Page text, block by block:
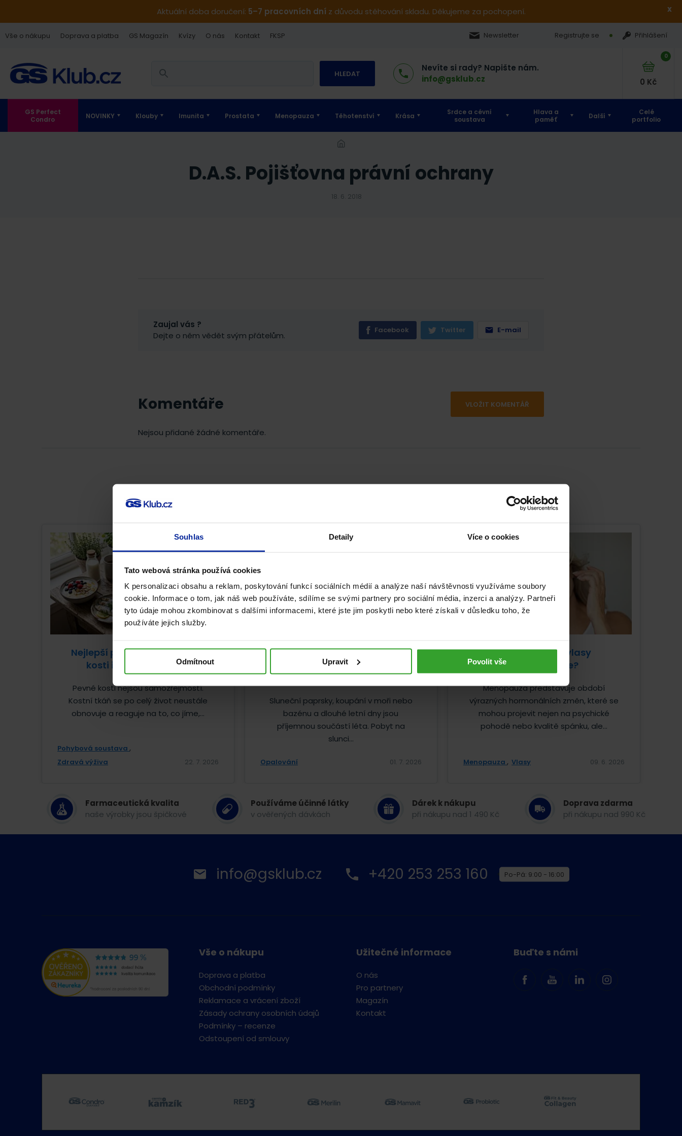
Souhlas Detaily Více o cookies
Tato webová stránka používá cookies
K personalizaci obsahu a reklam, poskytování funkcí sociálních médií a analýze naší návštěvnosti využíváme soubory
cookie. Informace o tom, jak náš web používáte, sdílíme se svými partnery pro sociální média, inzerci a analýzy. Partneři
tyto údaje mohou zkombinovat s dalšími informacemi, které jste jim poskytli nebo které získali v důsledku toho, že
používáte jejich služby.
Odmítnout Upravit Povolit vše
Aktuální doba doručení: 5–7 pracovních dníz důvodu stěhování skladu. Děkujeme za pochopení. x
Vše o nákupu Doprava a platba GS Magazín Kvízy O nás Kontakt FKSP Newsletter Registrujte se Přihlášení
HLEDAT
Nevíte si rady? Napište nám.
info@gsklub.cz
0
0 Kč
GS Perfect
Condro
NOVINKY Klouby Imunita Prostata Menopauza Těhotenství Krása
Srdce a cévní
soustava
Hlava a
paměť
Další
Celé
portfolio
D.A.S. Pojišťovna právní ochrany
18. 6. 2018
Zaujal vás ?
Dejte o něm vědět svým přátelům.
Facebook Twitter E-mail
Komentáře VLOŽIT KOMENTÁŘ
Nejsou přidané žádné komentáře.
Nejlepší potraviny pro pevné
kosti i při osteoporóze
Pevné kosti nejsou samozřejmostí.
Kostní tkáň se po celý život neustále
obnovuje a reaguje na to, co jíme,...
Pohybová soustava
Zdravá výživa
22. 7. 2026
Jak pečovat o pokožku po
opalování? Dopřejte jí správnou
regeneraci.
Sluneční paprsky, koupání v moři nebo
bazénu a dlouhé letní dny jsou
příjemnou součástí léta. Pobyt na
slunci...
Opalování 01. 7. 2026
Jak pečovat o vlasy
v menopauze?
Menopauza představuje období
výrazných hormonálních změn, které se
mohou projevit nejen na psychické
pohodě nebo kvalitě spánku, ale...
Menopauza Vlasy 09. 6. 2026
Farmaceutická kvalita
naše výrobky jsou špičkové
Používáme účinné látky
v ověřených dávkách
Dárek k nákupu
při nákupu nad 1 490 Kč
Doprava zdarma
při nákupu nad 990 Kč
info@gsklub.cz +420 253 253 160 Po-Pá: 9:00 - 16:00
Vše o nákupu
Doprava a platba
Obchodní podmínky
Reklamace a vrácení zboží
Zásady ochrany osobních údajů
Podmínky – recenze
Odstoupení od smlouvy
Užitečné informace
O nás
Pro partnery
Magazín
Kontakt
Buďte s námi